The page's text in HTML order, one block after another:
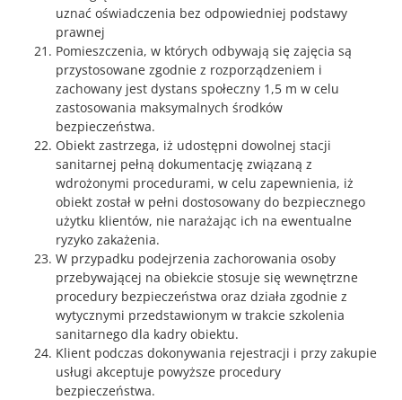
uznać oświadczenia bez odpowiedniej podstawy
prawnej
Pomieszczenia, w których odbywają się zajęcia są
przystosowane zgodnie z rozporządzeniem i
zachowany jest dystans społeczny 1,5 m w celu
zastosowania maksymalnych środków
bezpieczeństwa.
Obiekt zastrzega, iż udostępni dowolnej stacji
sanitarnej pełną dokumentację związaną z
wdrożonymi procedurami, w celu zapewnienia, iż
obiekt został w pełni dostosowany do bezpiecznego
użytku klientów, nie narażając ich na ewentualne
ryzyko zakażenia.
W przypadku podejrzenia zachorowania osoby
przebywającej na obiekcie stosuje się wewnętrzne
procedury bezpieczeństwa oraz działa zgodnie z
wytycznymi przedstawionym w trakcie szkolenia
sanitarnego dla kadry obiektu.
Klient podczas dokonywania rejestracji i przy zakupie
usługi akceptuje powyższe procedury
bezpieczeństwa.